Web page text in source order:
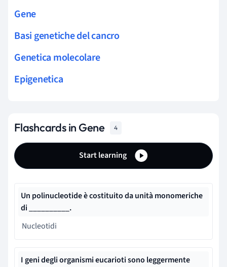
Gene
Basi genetiche del cancro
Genetica molecolare
Epigenetica
Flashcards in Gene 4
Start learning
Un polinucleotide è costituito da unità monomeriche
di __________.
Nucleotidi
I geni degliorganismi eucariotisono leggermente